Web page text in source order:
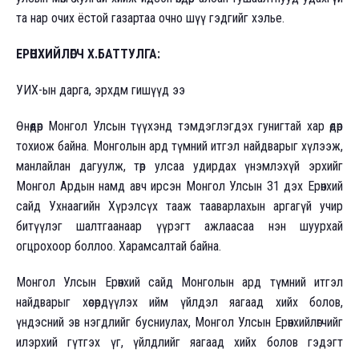
та нар очих ёстой газартаа очно шүү гэдгийг хэлье.
ЕРӨНХИЙЛӨГЧ Х.БАТТУЛГА:
УИХ-ын дарга, эрхдм гишүүд ээ
Өнөөдөр Монгол Улсын түүхэнд тэмдэглэгдэх гунигтай хар өдөр
тохиож байна. Монголын ард түмний итгэл найдварыг хүлээж,
манлайлан дагуулж, төр улсаа удирдах үнэмлэхүй эрхийг
Монгол Ардын намд авч ирсэн Монгол Улсын 31 дэх Ерөнхий
сайд Ухнаагийн Хүрэлсүх тааж тааварлахын аргагүй учир
битүүлэг шалтгаанаар үүрэгт ажлаасаа нэн шуурхай
огцрохоор боллоо. Харамсалтай байна.
Монгол Улсын Ерөнхий сайд Монголын ард түмний итгэл
найдварыг хөсөрдүүлэх ийм үйлдэл яагаад хийх болов,
үндэсний эв нэгдлийг бусниулах, Монгол Улсын Ерөнхийлөгчийг
илэрхий гүтгэх үг, үйлдлийг яагаад хийх болов гэдэгт